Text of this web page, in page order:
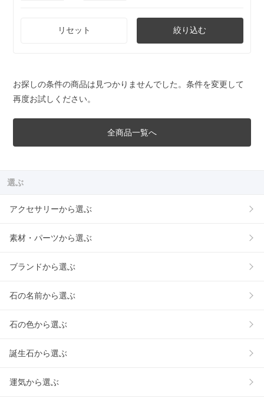
リセット 絞り込む
お探しの条件の商品は見つかりませんでした。条件を変更して
再度お試しください。
全商品一覧へ
選ぶ
アクセサリーから選ぶ
素材・パーツから選ぶ
ブランドから選ぶ
石の名前から選ぶ
石の色から選ぶ
誕生石から選ぶ
運気から選ぶ